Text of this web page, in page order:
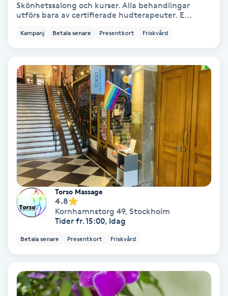
Ortobionomi
Ortopedi
Osteopati
Paraffinbehandling
Pedikyr
Pensionärklippning
Permanent
Permanent ögonbrynsmakeup
Personal shopper
Skönhetssalong och kurser. Alla behandlingar
utförs bara av certifierade hudterapeuter. E...
Kampanj Betala senare Presentkort Friskvård
Torso Massage
4.8
Kornhamnstorg 49, Stockholm
Tider fr. 15:00, Idag
Betala senare Presentkort Friskvård